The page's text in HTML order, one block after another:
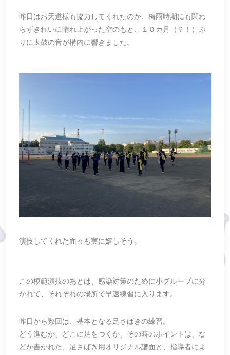
昨日はお天道様も協力してくれたのか、梅雨時期にも関わ
らずきれいに晴れ上がった空のもと、１０カ月（？！）ぶ
りに太鼓の音が構内に響きました。
演技してくれた面々も実に嬉しそう。
この模範演技のあとは、感染対策のために小グループに分
かれて、それぞれの場所で早速練習に入ります。
昨日から数回は、基本となる足さばきの練習。
どう進むか、どこに足をつくか、その時のポイントは、な
どが書かれた、足さばき用オリジナル譜面と、指導者によ